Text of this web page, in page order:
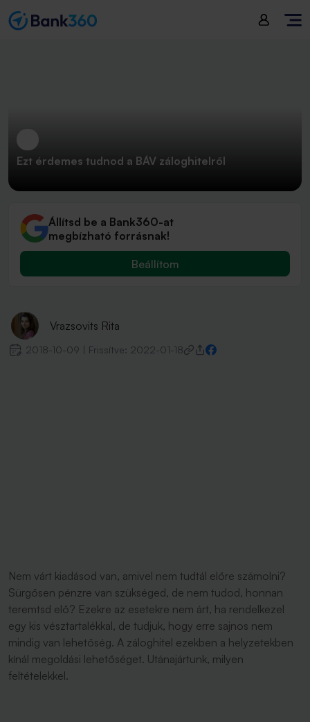
Ezt érdemes tudnod a BÁV záloghitelről
Állítsd be a Bank360-at
megbízható forrásnak!
Beállítom
Vrazsovits Rita
2018-10-09 Frissítve: 2022-01-18
Nem várt kiadásod van, amivel nem tudtál előre számolni?
Sürgősen pénzre van szükséged, de nem tudod, honnan
teremtsd elő? Ezekre az esetekre nem árt, ha rendelkezel
egy kis vésztartalékkal, de tudjuk, hogy erre sajnos nem
mindig van lehetőség. A záloghitel ezekben a helyzetekben
kínál megoldási lehetőséget. Utánajártunk, milyen
feltételekkel.